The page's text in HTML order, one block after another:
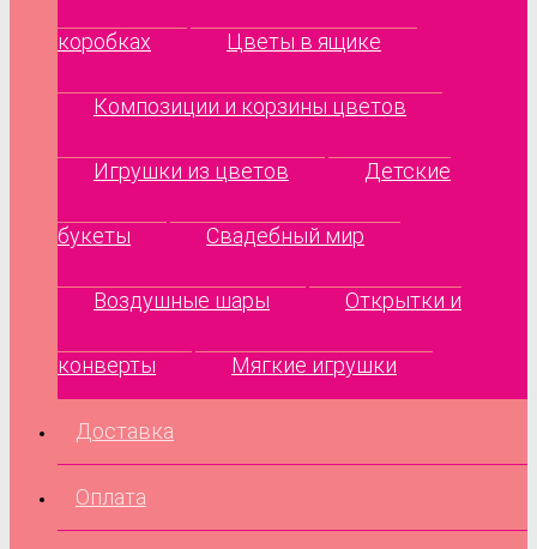
коробках Цветы в ящике
Композиции и корзины цветов
Игрушки из цветов Детские
букеты Свадебный мир
Воздушные шары Открытки и
конверты Мягкие игрушки
Доставка
Оплата